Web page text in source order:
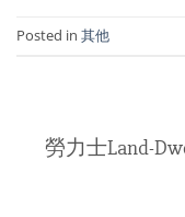
Posted in 其他
勞力士Land-